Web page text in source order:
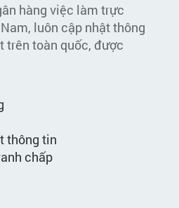
hàng việc làm trực
luôn cập nhật thông
trên toàn quốc, được
thông tin
chấp